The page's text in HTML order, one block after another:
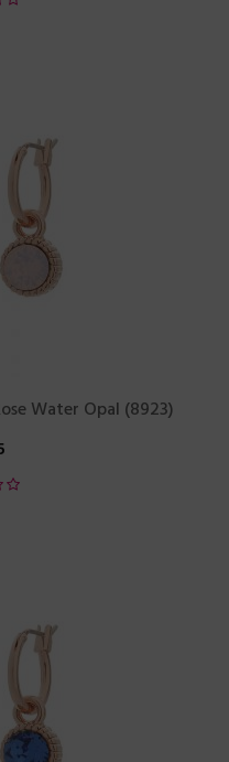
Water Opal (8923)